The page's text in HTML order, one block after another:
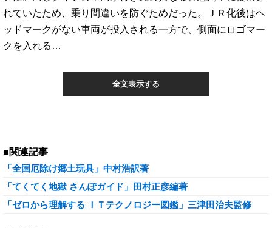
れていたため、乗り間違いを防ぐためだった。ＪＲ化後はヘ
ッドマークがない車両が投入される一方で、側面にロゴマー
クを入れる…
全文表示する
■関連記事
「全国厄除け郷土玩具」中村浩訳著
「てくてく地獄 さんぽガイド」田村正彦編著
「ゼロから理解する ＩＴテクノロジー図鑑」三津田治夫監修